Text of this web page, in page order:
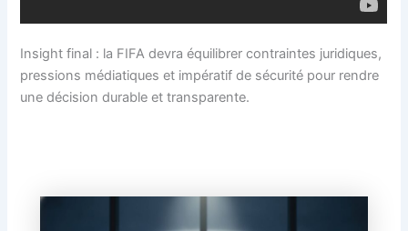
Insight final : la FIFA devra équilibrer contraintes juridiques,
pressions médiatiques et impératif de sécurité pour rendre
une décision durable et transparente.